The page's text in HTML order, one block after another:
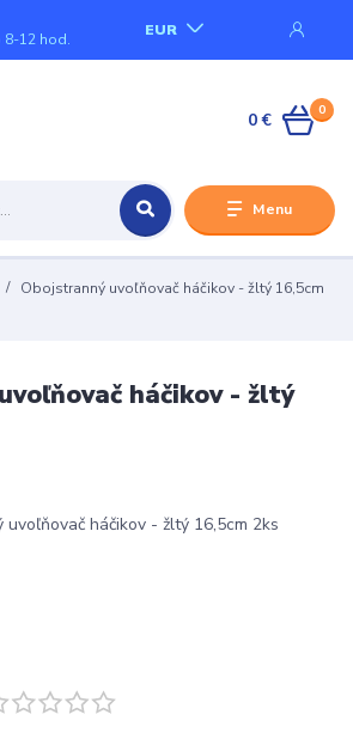
Menu
EUR
8-12 hod.
0
0 €
Obojstranný uvoľňovač háčikov - žltý 16,5cm
háčikov - žltý